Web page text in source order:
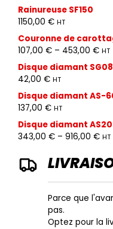
Rainureuse SF150
1150,00 € HT
Couronne de
107,00 € – 453,00 € HT
Disque diamant SG08
42,00 € HT
Disque diamant AS-
137,00 € HT
Disque diamant AS20
343,00 € – 916,00 € HT
Parce que
pas.
Optez pour la